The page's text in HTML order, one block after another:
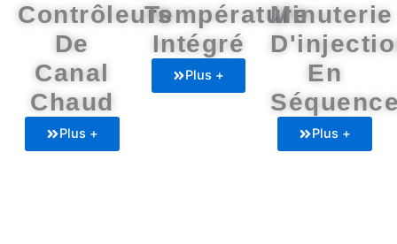
Contrôleurs
De
Canal
Chaud
Plus +
Température
Intégré
Plus +
Minuterie
En
Plus +